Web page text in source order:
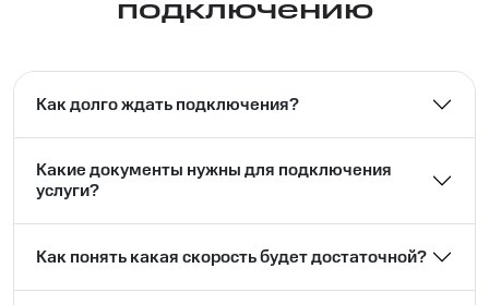
подключению
Как долго ждать подключения?
Какие документы нужны для подключения
услуги?
Как понять какая скорость будет достаточной?